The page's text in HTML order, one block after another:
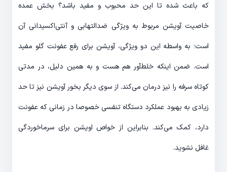
که باعث شده تا این حد محبوب و مفید باشد؟ بخش عمده
خاصیت آویشن مربوط به ویژگی ضدالتهابی و آنتی‌اکسیدانی آن
است؛ به واسطه این دو ویژگی، آویشن برای رفع عفونت گلو مفید
است. ضمن اینکه خلط‌آور هم هست و به همین دلیل، در مدتی
کوتاه سرفه را نیز درمان می‌کند. از سوی دیگر بخور آویشن نیز تا حد
زیادی به بهبود عملکرد دستگاه تنفسی خصوصا در زمانی که عفونت
دارد، کمک می‌کند. بنابراین از خواص اویشن برای سرماخوردگی
غافل نشوید.